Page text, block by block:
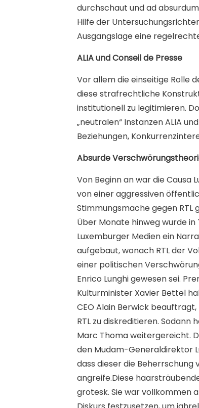
durchschaut und ad
Hilfe der
Ausgangslage eine
ALIA und Conseil de Presse
Vor allem die einseitige Rolle
diese strafrechtliche
institutionell zu legitimieren.
„neutralen“ Instanzen ALIA
Beziehungen,
Absurde
Von Beginn an war die Causa
von einer aggressiven
Stimmungsmache gegen RTL
Über Monate hinweg wurde in
Luxemburger Medien ein
aufgebaut, wonach RTL der
einer politischen
Enrico Lunghi gewesen sei.
Kulturminister Xavier Bettel
CEO Alain Berwick beauftragt,
RTL zu diskreditieren.
Marc Thoma weitergereicht.
den Mudam-Generaldirektor
dass dieser die
angreife.Diese
grotesk. Sie war vollkommen